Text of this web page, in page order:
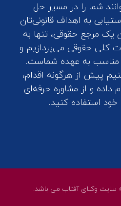
شما را در مسیر حل
به اهداف قانونی‌تان
یک مرجع حقوقی، تنها به
کلی حقوقی می‌پردازیم و
مناسب به عهده شماست.
پیش از هرگونه اقدام،
داده و از مشاوره حرفه‌ای
استفاده کنید.
سایت وکلای آفتاب می باشد.